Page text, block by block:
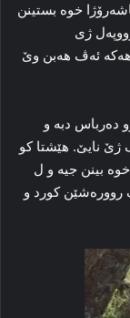
خوه‌ بستینن
ژی
هه‌که‌ ئه‌ڤ هه‌بن وێ
ده‌رباس دبه‌ و
ژێ نایێ. هێشتا کو
بینن جیه و ل
رووره‌شێن کورد و